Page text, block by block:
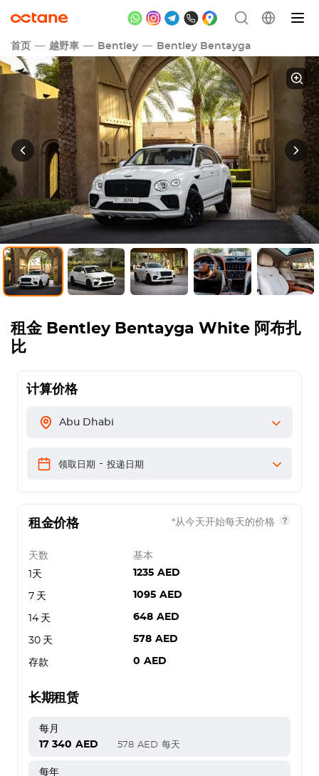
首页 越野車 Bentley Bentley Bentayga
租金 Bentley Bentayga White 阿布扎
比
计算价格
Abu Dhabi
领取日期 - 投递日期
租金价格 *从今天开始每天的价格
天数
基本
1天
1235 AED
7 天 1095 AED
14 天 648 AED
30 天 578 AED
存款 0 AED
长期租赁
每月
17 340 AED 578 AED 每天
每年